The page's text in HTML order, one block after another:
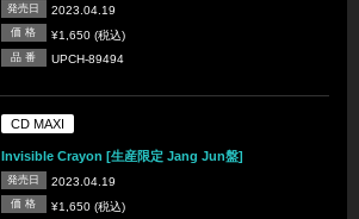
発売日 2023.04.19
価 格 ¥1,650 (税込)
品 番 UPCH-89494
CD MAXI
Invisible Crayon [生産限定 Jang Jun盤]
発売日 2023.04.19
価 格 ¥1,650 (税込)